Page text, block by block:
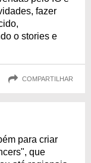
fazer
o stories e
COMPARTILHAR
para criar
que